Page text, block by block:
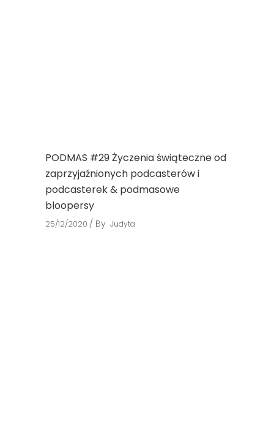
PODMAS #29 Życzenia świąteczne od
zaprzyjaźnionych podcasterów i
podcasterek & podmasowe
bloopersy
25/12/2020 By Judyta